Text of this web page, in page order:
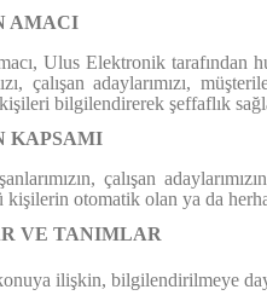
AMACI
Ulus Elektronik
çalışan adaylarımızı,
bilgilendirerek şeffaflık
KAPSAMI
çalışan
kişilerin otomatik olan ya da
VE TANIMLAR
ilişkin, bilgilendirilmeye